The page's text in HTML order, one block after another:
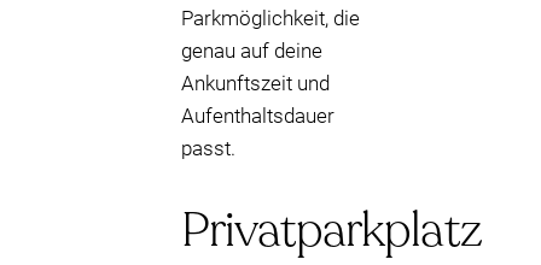
Parkmöglichkeit, die
genau auf deine
Ankunftszeit und
Aufenthaltsdauer
passt.
Privatparkplatz